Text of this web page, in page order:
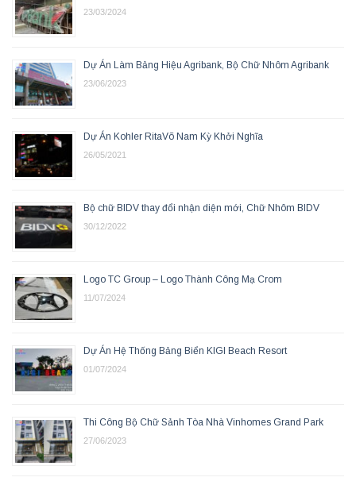
23/03/2024
Dự Án Làm Bảng Hiệu Agribank, Bộ Chữ Nhôm Agribank
23/06/2023
Dự Án Kohler RitaVõ Nam Kỳ Khởi Nghĩa
26/05/2021
Bộ chữ BIDV thay đổi nhận diện mới, Chữ Nhôm BIDV
30/12/2022
Logo TC Group – Logo Thành Công Mạ Crom
11/07/2024
Dự Án Hệ Thống Bảng Biển KIGI Beach Resort
01/07/2024
Thi Công Bộ Chữ Sảnh Tòa Nhà Vinhomes Grand Park
27/06/2023